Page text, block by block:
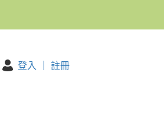
登入 ｜ 註冊